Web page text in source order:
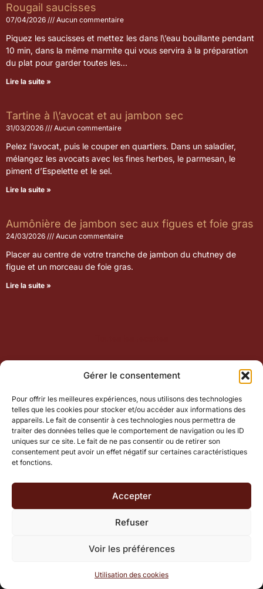
Gérer le consentement
Pour offrir les meilleures expériences, nous utilisons des technologies
telles que les cookies pour stocker et/ou accéder aux informations des
appareils. Le fait de consentir à ces technologies nous permettra de
traiter des données telles que le comportement de navigation ou les ID
uniques sur ce site. Le fait de ne pas consentir ou de retirer son
consentement peut avoir un effet négatif sur certaines caractéristiques
et fonctions.
Accepter
Refuser
Voir les préférences
Utilisation des cookies
Rougail saucisses
07/04/2026 Aucun commentaire
Piquez les saucisses et mettez les dans l\’eau bouillante pendant
10 min, dans la même marmite qui vous servira à la préparation
du plat pour garder toutes les…
Lire la suite »
Tartine à l\’avocat et au jambon sec
31/03/2026 Aucun commentaire
Pelez l’avocat, puis le couper en quartiers. Dans un saladier,
mélangez les avocats avec les fines herbes, le parmesan, le
piment d’Espelette et le sel.
Lire la suite »
Aumônière de jambon sec aux figues et foie gras
24/03/2026 Aucun commentaire
Placer au centre de votre tranche de jambon du chutney de
figue et un morceau de foie gras.
Lire la suite »
Ce qui ne changera
jamais